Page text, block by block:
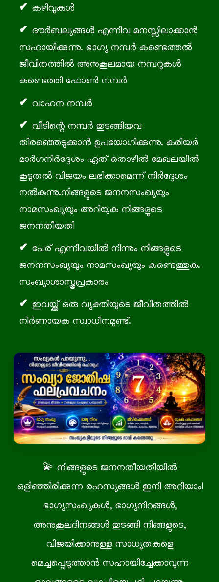
കഴിവുകൾ
ദൗർബല്യങ്ങൾ എന്നിവ മനസ്സിലാക്കാൻ
സഹായിക്കുന്നു. ഭാഗ്യ നമ്പർ കണ്ടെത്തൽ
ജീവിതത്തിൽ അനുകൂലമായ നമ്പറുകൾ
കണ്ടെത്തി ഫോൺ നമ്പർ
വാഹന നമ്പർ
വീടിന്റെ നമ്പർ തുടങ്ങിയവ
തിരഞ്ഞെടുക്കാൻ ഉപയോഗിക്കുന്നു. കരിയർ
മാർഗനിർദ്ദേശം ഏത് തൊഴിൽ മേഖലയിൽ
കൂടുതൽ വിജയം ലഭിക്കാമെന്ന് നിർദ്ദേശം
നൽകുന്നു.നിങ്ങളുടെ ജനനസംഖ്യയും
നാമസംഖ്യയും അറിയുക നിങ്ങളുടെ
ജനനതീയതി
പേര് എന്നിവയിൽ നിന്നും നിങ്ങളുടെ
ജനനസംഖ്യയും നാമസംഖ്യയും കണ്ടെത്തുക.
സംഖ്യാശാസ്ത്രപ്രകാരം
ഇവയ്ക്ക് ഒരു വ്യക്തിയുടെ ജീവിതത്തില്‍
നിര്‍ണായക സ്വാധീനമുണ്ട്.
💫 നിങ്ങളുടെ ജനനതീയതിയിൽ
ഒളിഞ്ഞിരിക്കുന്ന രഹസ്യങ്ങൾ ഇനി അറിയാം!
ഭാഗ്യസംഖ്യകള്‍, ഭാഗ്യനിറങ്ങള്‍,
അനുകൂലദിനങ്ങള്‍ തുടങ്ങി നിങ്ങളുടെ,
വിജയിക്കാനുള്ള സാധ്യതകളെ
മെച്ചപ്പെടുത്താന്‍ സഹായിച്ചേക്കാവുന്ന